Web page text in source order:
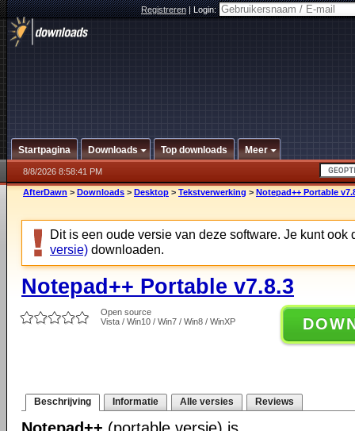
Registreren|Login:
Startpagina Downloads Top downloads Meer
8/8/2026 8:58:41 PM
AfterDawn > Downloads > Desktop > Tekstverwerking > Notepad++ Portable
Dit is een oude versie van deze software. Je kunt ook
versie) downloaden.
Notepad++ Portable v7.8.3
Open source
Vista / Win10 / Win7 / Win8 / WinXP
Beschrijving Informatie Alle versies Reviews